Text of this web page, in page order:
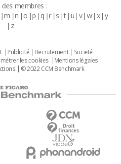
des membres :
m n o p q r s t u v w x y
z
Publicité Recrutement
Societé
les cookies
Mentions légales
© 2022 CCM Benchmark